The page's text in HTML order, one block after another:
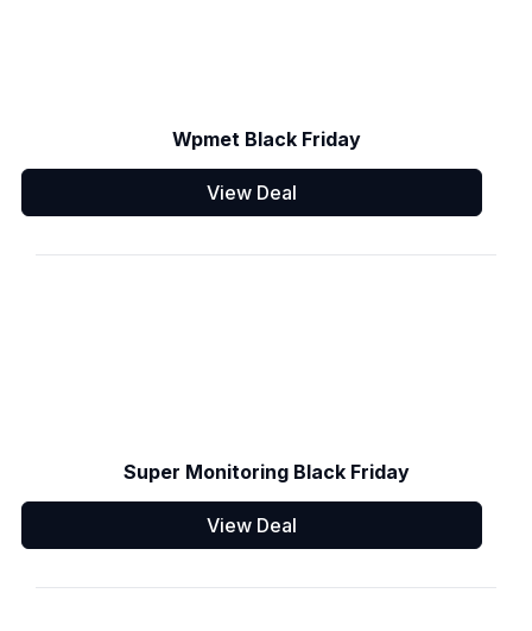
Wpmet Black Friday
View Deal
Super Monitoring Black Friday
View Deal